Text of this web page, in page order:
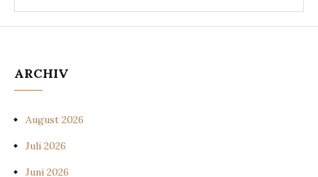
ARCHIV
August 2026
Juli 2026
Juni 2026